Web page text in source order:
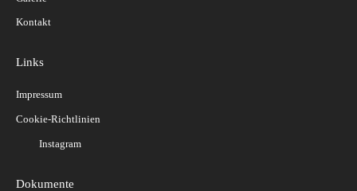
Kontakt
Links
Impressum
Cookie-Richtlinien
Instagram
Dokumente